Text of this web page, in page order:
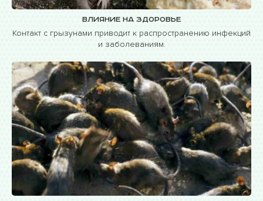
Влияние на здоровье
Контакт с грызунами приводит к распространению инфекций
и заболеваниям.